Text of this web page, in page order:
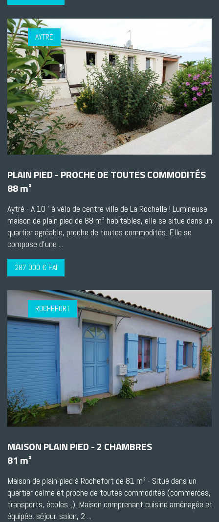
AYTRÉ
PLAIN PIED - PROCHE DE TOUTES COMMODITÉS
88 m²
Aytré - A 10 ' à vélo de centre ville de La Rochelle ! Lumineuse
maison de plain pied de 88 m² habitables, elle se situe dans un
quartier agréable, proche de toutes commodités. Elle se
compose d'une ...
287 000 € FAI
ROCHEFORT
MAISON PLAIN PIED - 2 CHAMBRES
81 m²
Maison de plain-pied à Rochefort de 81 m² - Situé dans un
quartier calme et proche de toutes commodités (commerces,
transports, écoles...). Maison comprenant cuisine aménagée et
équipée, séjour, salon, 2 ...